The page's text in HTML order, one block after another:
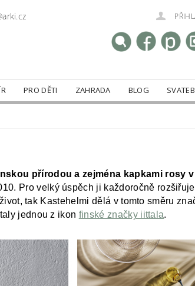
PRO DĚTI ZAHRADA BLOG
přírodou a zejména kapkami rosy
Pro velký úspěch ji každoročně
tak Kastehelmi dělá v tomto směru
jednou z ikon finské značky iittala.